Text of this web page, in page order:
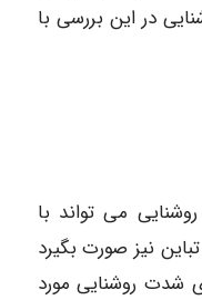
در این بررسی با
می تواند با
نیز صورت بگیرد
شدت روشنایی مورد